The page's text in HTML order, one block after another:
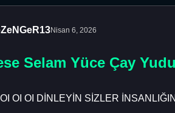
Nisan 6, 2026
Selam Yüce Çay
OI OI OI DİNLEYİN SİZLER